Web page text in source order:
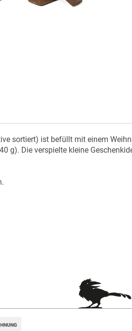
sortiert) ist befüllt mit einem
g). Die verspielte kleine